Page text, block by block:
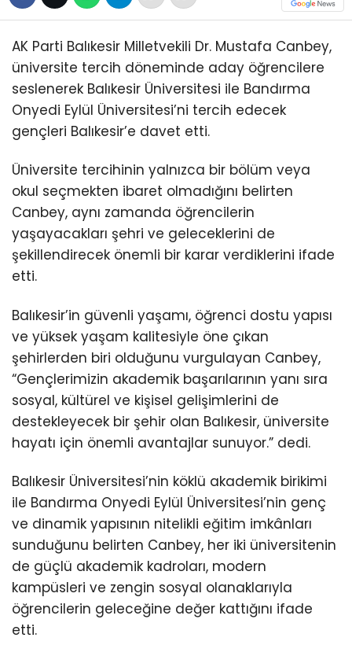
AK Parti Balıkesir Milletvekili Dr. Mustafa Canbey,
üniversite tercih döneminde aday öğrencilere
seslenerek Balıkesir Üniversitesi ile Bandırma
Onyedi Eylül Üniversitesi’ni tercih edecek
gençleri Balıkesir’e davet etti.
Üniversite tercihinin yalnızca bir bölüm veya
okul seçmekten ibaret olmadığını belirten
Canbey, aynı zamanda öğrencilerin
yaşayacakları şehri ve geleceklerini de
şekillendirecek önemli bir karar verdiklerini ifade
etti.
Balıkesir’in güvenli yaşamı, öğrenci dostu yapısı
ve yüksek yaşam kalitesiyle öne çıkan
şehirlerden biri olduğunu vurgulayan Canbey,
“Gençlerimizin akademik başarılarının yanı sıra
sosyal, kültürel ve kişisel gelişimlerini de
destekleyecek bir şehir olan Balıkesir, üniversite
hayatı için önemli avantajlar sunuyor.” dedi.
Balıkesir Üniversitesi’nin köklü akademik birikimi
ile Bandırma Onyedi Eylül Üniversitesi’nin genç
ve dinamik yapısının nitelikli eğitim imkânları
sunduğunu belirten Canbey, her iki üniversitenin
de güçlü akademik kadroları, modern
kampüsleri ve zengin sosyal olanaklarıyla
öğrencilerin geleceğine değer kattığını ifade
etti.